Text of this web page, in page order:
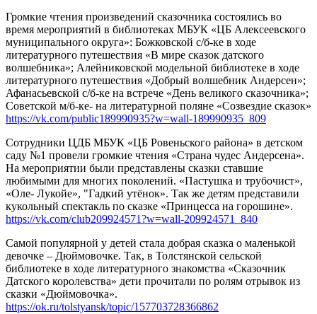
Громкие чтения произведений сказочника состоялись во
время мероприятий в библиотеках МБУК «ЦБ Алексеевского
муниципального округа»: Божковской с/б-ке в ходе
литературного путешествия «В мире сказок датского
волшебника»; Алейниковской модельной библиотеке в ходе
литературного путешествия «Добрый волшебник Андерсен»;
Афанасьевской с/б-ке на встрече «День великого сказочника»;
Советской м/б-ке- на литературной поляне «Созвездие сказок»
https://vk.com/public189990935?w=wall-189990935_809
Сотрудники ЦДБ МБУК «ЦБ Ровеньского района» в детском
саду №1 провели громкие чтения «Страна чудес Андерсена».
На мероприятии были представлены сказки ставшие
любимыми для многих поколений. «Пастушка и трубочист»,
«Оле- Лукойе», "Гадкий утёнок». Так же детям представили
кукольный спектакль по сказке «Принцесса на горошине».
https://vk.com/club209924571?w=wall-209924571_840
Самой популярной у детей стала добрая сказка о маленькой
девочке – Дюймовочке. Так, в Толстянской сельской
библиотеке в ходе литературного знакомства «Сказочник
Датского королевства» дети прочитали по ролям отрывок из
сказки «Дюймовочка».
https://ok.ru/tolstyansk/topic/157703728366862